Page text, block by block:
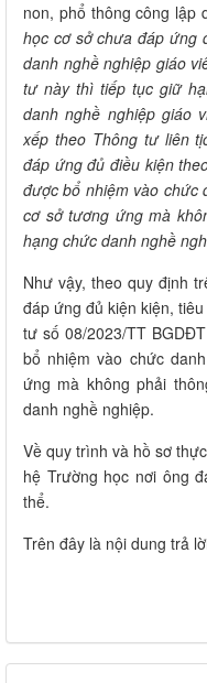
non, phổ thông công lập
học cơ sở chưa đáp ứng
danh nghề nghiệp giáo
tư này thì tiếp tục giữ
danh nghề nghiệp giáo
xếp theo Thông tư liên
đáp ứng đủ điều kiện
được bổ nhiệm vào chức
cơ sở tương ứng mà
hạng chức danh nghề
Như vậy, theo quy định
đáp ứng đủ kiện kiện,
tư số 08/2023/TT
bổ nhiệm vào chức
ứng mà không phải
danh nghề nghiệp.
Về quy trình và hồ sơ
hệ Trường học nơi ông
thể.
Trên đây là nội dung trả